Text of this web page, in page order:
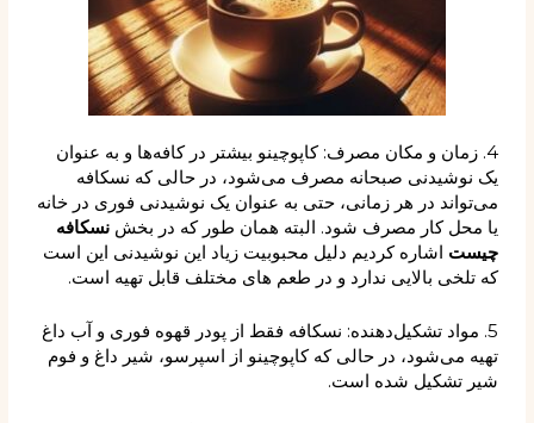
4. زمان و مکان مصرف: کاپوچینو بیشتر در کافه‌ها و به عنوان
یک نوشیدنی صبحانه مصرف می‌شود، در حالی که نسکافه
می‌تواند در هر زمانی، حتی به عنوان یک نوشیدنی فوری در خانه
یا محل کار مصرف شود. البته همان طور که در بخش نسکافه
چیستاشاره کردیم دلیل محبوبیت زیاد این نوشیدنی این است
که تلخی بالایی ندارد و در طعم های مختلف قابل تهیه است.
5. مواد تشکیل‌دهنده: نسکافه فقط از پودر قهوه فوری و آب داغ
تهیه می‌شود، در حالی که کاپوچینو از اسپرسو، شیر داغ و فوم
شیر تشکیل شده است.